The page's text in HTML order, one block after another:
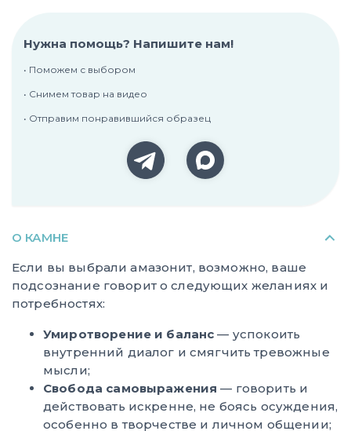
Нужна помощь? Напишите нам!
• Поможем с выбором
• Снимем товар на видео
• Отправим понравившийся образец
О КАМНЕ
Если вы выбрали амазонит, возможно, ваше
подсознание говорит о следующих желаниях и
потребностях:
Умиротворение и баланс — успокоить
внутренний диалог и смягчить тревожные
мысли;
Свобода самовыражения — говорить и
действовать искренне, не боясь осуждения,
особенно в творчестве и личном общении;